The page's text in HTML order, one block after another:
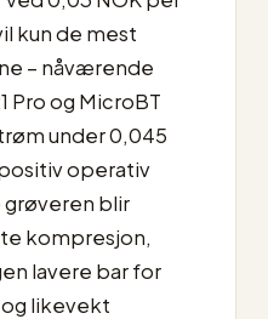
kun de mest
– nåværende
Pro og MicroBT
under 0,045
operativ
grøveren blir
kompresjon,
lavere bar for
likevekt